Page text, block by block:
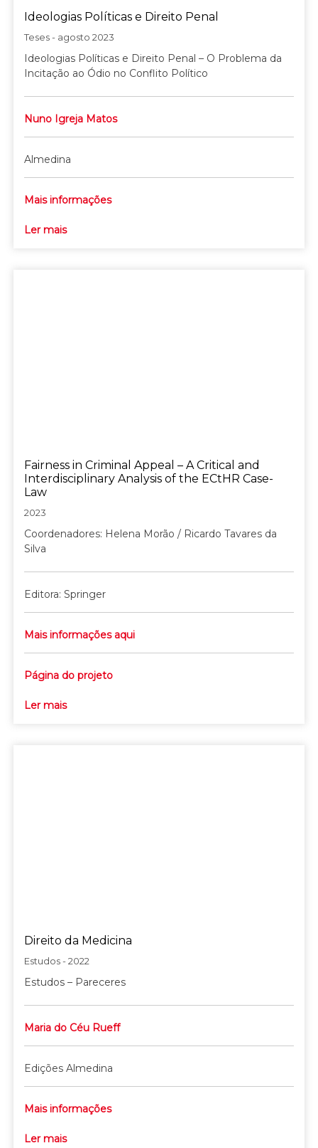
Ideologias Políticas e Direito Penal
Teses - agosto 2023
Ideologias Políticas e Direito Penal – O Problema da
Incitação ao Ódio no Conflito Político
Nuno Igreja Matos
Almedina
Mais informações
Ler mais
Fairness in Criminal Appeal – A Critical and
Interdisciplinary Analysis of the ECtHR Case-
Law
2023
Coordenadores: Helena Morão / Ricardo Tavares da
Silva
Editora: Springer
Mais informações aqui
Página do projeto
Ler mais
Direito da Medicina
Estudos - 2022
Estudos – Pareceres
Maria do Céu Rueff
Edições Almedina
Mais informações
Ler mais